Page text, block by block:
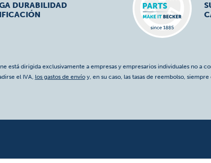
DURABILIDAD
está dirigida exclusivamente a empresas y empresarios individuales no a
el IVA, los gastos de envíoy, en su caso, las tasas de reembolso,